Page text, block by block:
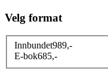
Velg format
Innbundet989,-
E-bok685,-